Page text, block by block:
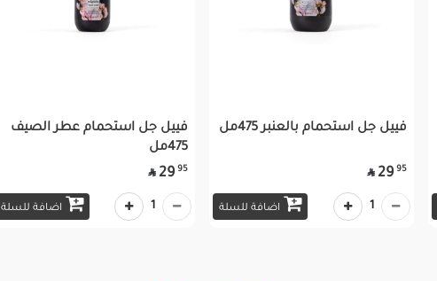
فييل جل استحمام بالعنبر 475مل
95
29

اضافة للسلة 1
فييل جل استحمام عطر الصيف
475مل
95
29

اضافة للسلة 1